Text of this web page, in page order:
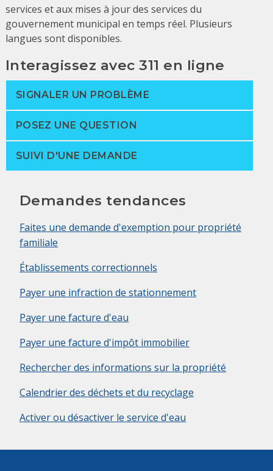
services et aux mises à jour des services du
gouvernement municipal en temps réel. Plusieurs
langues sont disponibles.
Interagissez avec 311 en ligne
SIGNALER UN PROBLÈME
POSEZ UNE QUESTION
SUIVI D'UNE DEMANDE
Demandes tendances
Faites une demande d'exemption pour propriété
familiale
Établissements correctionnels
Payer une infraction de stationnement
Payer une facture d'eau
Payer une facture d'impôt immobilier
Rechercher des informations sur la propriété
Calendrier des déchets et du recyclage
Activer ou désactiver le service d'eau